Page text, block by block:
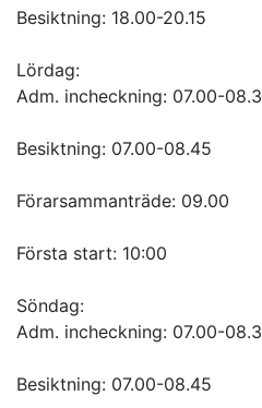
Besiktning: 18.00-20.15
Lördag:
Adm. incheckning: 07.00-
Besiktning: 07.00-08.45
Förarsammanträde: 09.00
Första start: 10:00
Söndag:
Adm. incheckning: 07.00-
Besiktning: 07.00-08.45